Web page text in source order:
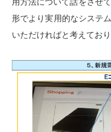
形でより実用的なシステ
いただければと考えており